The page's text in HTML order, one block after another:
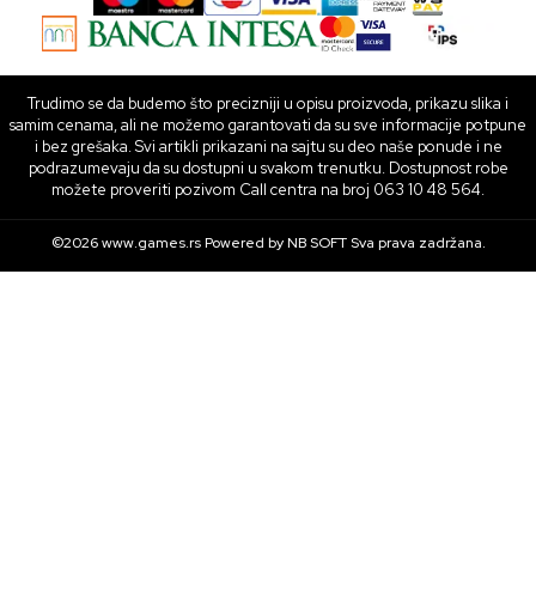
Trudimo se da budemo što precizniji u opisu proizvoda, prikazu slika i
samim cenama, ali ne možemo garantovati da su sve informacije potpune
i bez grešaka. Svi artikli prikazani na sajtu su deo naše ponude i ne
podrazumevaju da su dostupni u svakom trenutku. Dostupnost robe
možete proveriti pozivom Call centra na broj 063 10 48 564.
©2026www.games.rs Powered byNB SOFTSva prava zadržana.